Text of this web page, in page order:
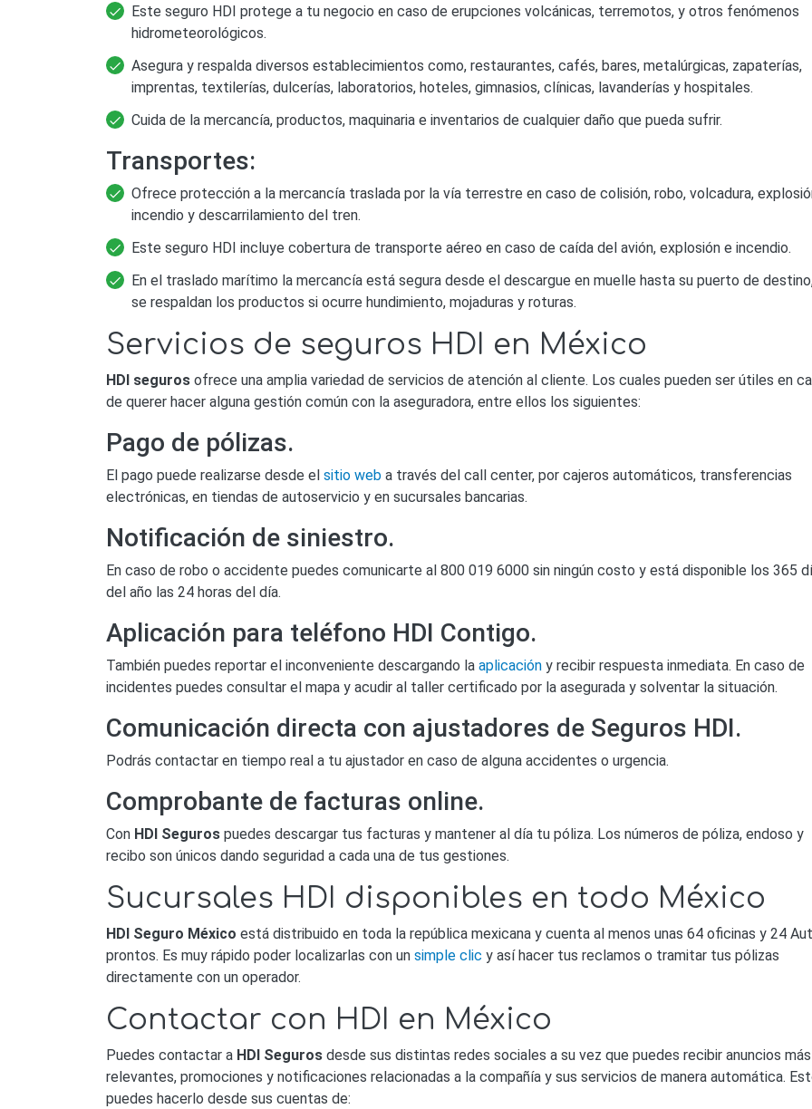
Este seguro HDI protege a tu negocio en caso de erupciones volcánicas, terremotos, y otros fenómenos
hidrometeorológicos.
Asegura y respalda diversos establecimientos como, restaurantes, cafés, bares, metalúrgicas, zapaterías,
imprentas, textilerías, dulcerías, laboratorios, hoteles, gimnasios, clínicas, lavanderías y hospitales.
Cuida de la mercancía, productos, maquinaria e inventarios de cualquier daño que pueda sufrir.
Transportes:
Ofrece protección a la mercancía traslada por la vía terrestre en caso de colisión, robo, volcadura,
incendio y descarrilamiento del tren.
Este seguro HDI incluye cobertura de transporte aéreo en caso de caída del avión, explosión e incendio.
En el traslado marítimo la mercancía está segura desde el descargue en muelle hasta su puerto de
se respaldan los productos si ocurre hundimiento, mojaduras y roturas.
Servicios de seguros HDI en México
HDI seguros ofrece una amplia variedad de servicios de atención al cliente. Los cuales pueden ser útiles en
de querer hacer alguna gestión común con la aseguradora, entre ellos los siguientes:
Pago de pólizas.
El pago puede realizarse desde el sitio web a través del call center, por cajeros automáticos, transferencias
electrónicas, en tiendas de autoservicio y en sucursales bancarias.
Notificación de siniestro.
En caso de robo o accidente puedes comunicarte al 800 019 6000 sin ningún costo y está disponible los 365
del año las 24 horas del día.
Aplicación para teléfono HDI Contigo.
También puedes reportar el inconveniente descargando la aplicación y recibir respuesta inmediata. En caso de
incidentes puedes consultar el mapa y acudir al taller certificado por la asegurada y solventar la situación.
Comunicación directa con ajustadores de Seguros HDI.
Podrás contactar en tiempo real a tu ajustador en caso de alguna accidentes o urgencia.
Comprobante de facturas online.
Con HDI Seguros puedes descargar tus facturas y mantener al día tu póliza. Los números de póliza, endoso y
recibo son únicos dando seguridad a cada una de tus gestiones.
Sucursales HDI disponibles en todo México
HDI Seguro México está distribuido en toda la república mexicana y cuenta al menos unas 64 oficinas y 24
prontos. Es muy rápido poder localizarlas con un simple clic y así hacer tus reclamos o tramitar tus pólizas
directamente con un operador.
Contactar con HDI en México
Puedes contactar a HDI Seguros desde sus distintas redes sociales a su vez que puedes recibir anuncios más
relevantes, promociones y notificaciones relacionadas a la compañía y sus servicios de manera automática.
puedes hacerlo desde sus cuentas de: